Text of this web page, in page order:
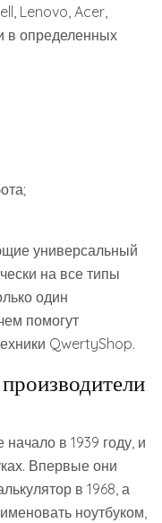
Lenovo, Acer,
в определенных
универсальный
на все типы
один
помогут
QwertyShop.
в 1939 году, и
Впервые они
в 1968, а
ноутбуком,